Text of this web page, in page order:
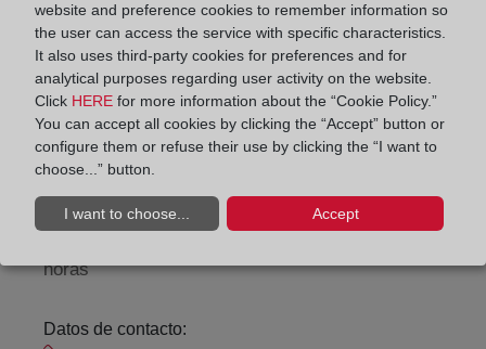
Address:
Antonio González Egea, 8 - 1ª planta, 4001
Horario:
Agosto: De lunes a viernes de 09:00 a 14:00 horas
horas
Datos de contacto:
website and preference cookies to remember information so
the user can access the service with specific characteristics.
It also uses third-party cookies for preferences and for
analytical purposes regarding user activity on the website.
Click HERE for more information about the “Cookie Policy.”
You can accept all cookies by clicking the “Accept” button or
configure them or refuse their use by clicking the “I want to
choose...” button.
I want to choose... Accept